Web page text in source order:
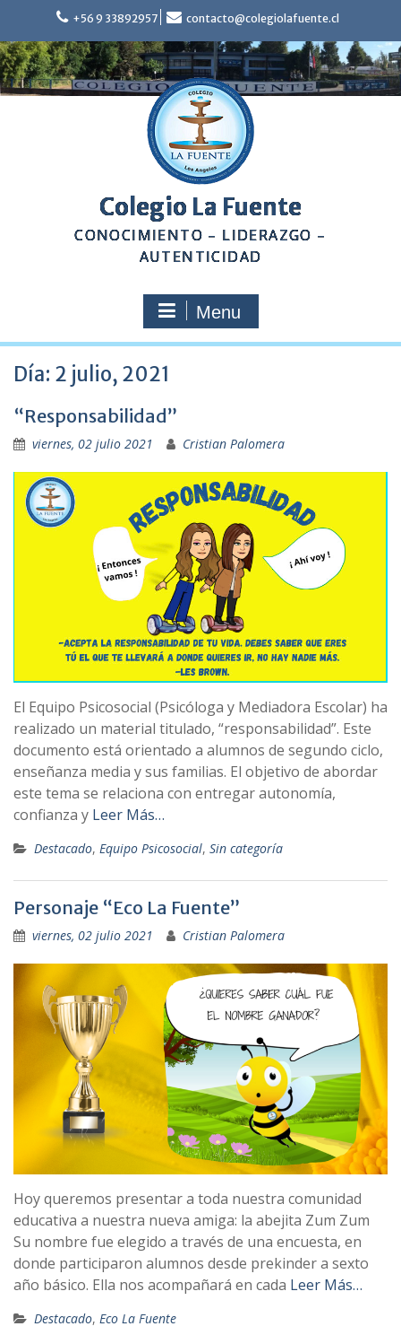
content
+56 9 33892957 contacto@colegiolafuente.cl
Colegio La Fuente
CONOCIMIENTO – LIDERAZGO –
AUTENTICIDAD
Menu
Día: 2 julio, 2021
“Responsabilidad”
viernes, 02 julio 2021 Cristian Palomera
El Equipo Psicosocial (Psicóloga y Mediadora Escolar) ha
realizado un material titulado, “responsabilidad”. Este
documento está orientado a alumnos de segundo ciclo,
enseñanza media y sus familias. El objetivo de abordar
este tema se relaciona con entregar autonomía,
confianza y Leer Más…
Destacado, Equipo Psicosocial, Sin categoría
Personaje “Eco La Fuente”
viernes, 02 julio 2021 Cristian Palomera
Hoy queremos presentar a toda nuestra comunidad
educativa a nuestra nueva amiga: la abejita Zum Zum
Su nombre fue elegido a través de una encuesta, en
donde participaron alumnos desde prekinder a sexto
año básico. Ella nos acompañará en cada Leer Más…
Destacado, Eco La Fuente